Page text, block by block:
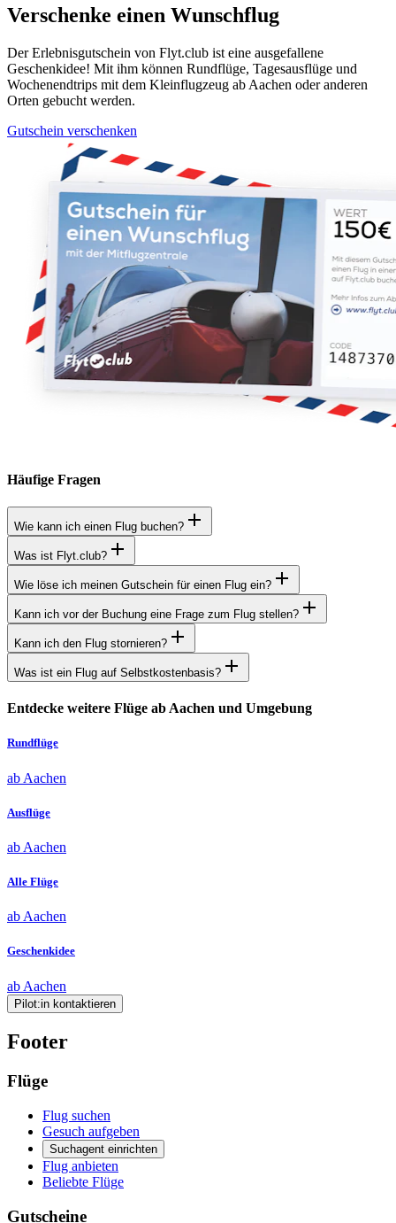
Verschenke einen Wunschflug
Der Erlebnisgutschein von Flyt.club ist eine ausgefallene
Geschenkidee! Mit ihm können Rundflüge, Tagesausflüge und
Wochenendtrips mit dem Kleinflugzeug ab Aachen oder anderen
Orten gebucht werden.
Gutschein verschenken
Häufige Fragen
Wie kann ich einen Flug buchen?
Was ist Flyt.club?
Wie löse ich meinen Gutschein für einen Flug ein?
Kann ich vor der Buchung eine Frage zum Flug stellen?
Kann ich den Flug stornieren?
Was ist ein Flug auf Selbstkostenbasis?
Entdecke weitere Flüge ab Aachen und Umgebung
Rundflüge
ab Aachen
Ausflüge
ab Aachen
Alle Flüge
ab Aachen
Geschenkidee
ab Aachen
Pilot:in kontaktieren
Footer
Flüge
Flug suchen
Gesuch aufgeben
Suchagent einrichten
Flug anbieten
Beliebte Flüge
Gutscheine